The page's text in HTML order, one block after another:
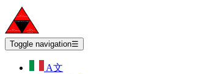
Toggle navigation☰
A文